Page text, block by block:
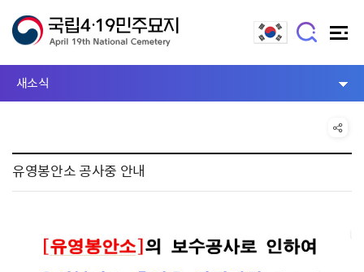
새소식
유영봉안소 공사중 안내